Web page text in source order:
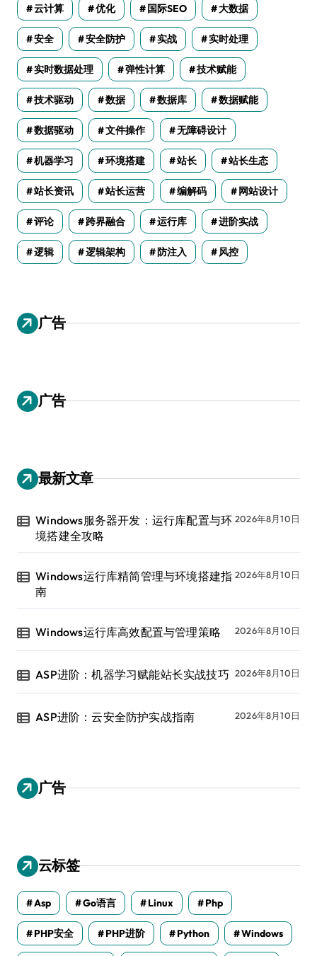
云计算 优化 国际SEO 大数据
安全 安全防护 实战 实时处理
实时数据处理 弹性计算 技术赋能
技术驱动 数据 数据库 数据赋能
数据驱动 文件操作 无障碍设计
机器学习 环境搭建 站长 站长生态
站长资讯 站长运营 编解码 网站设计
评论 跨界融合 运行库 进阶实战
逻辑 逻辑架构 防注入 风控
广告
广告
最新文章
Windows服务器开发：运行库配置与环
境搭建全攻略
2026年8月10日
Windows运行库精简管理与环境搭建指
南
2026年8月10日
Windows运行库高效配置与管理策略 2026年8月10日
ASP进阶：机器学习赋能站长实战技巧 2026年8月10日
ASP进阶：云安全防护实战指南 2026年8月10日
广告
云标签
Asp Go语言 Linux Php
PHP安全 PHP进阶 Python Windows